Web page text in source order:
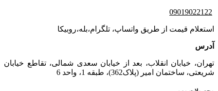
09019022122
استعلام قیمت از طریق واتساپ، تلگرام،بله،روبیکا
آدرس
تهران، خیابان انقلاب، بعد از خیابان سعدی شمالی، تقاطع خیابان
شریعتی، ساختمان امیر (پلاک362)، طبقه 1، واحد 6